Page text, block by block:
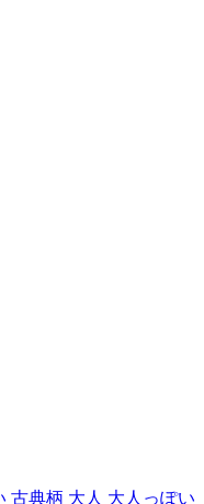
古典柄 大人 大人っぽい